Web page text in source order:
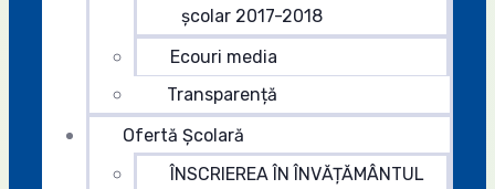
şcolar 2017-2018
Ecouri media
Transparență
Ofertă Şcolară
ÎNSCRIEREA ÎN ÎNVĂȚĂMÂNTUL